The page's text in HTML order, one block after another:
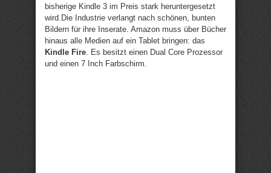
bisherige Kindle 3 im Preis stark heruntergesetzt
wird. Die Industrie verlangt nach schönen, bunten
Bildern für ihre Inserate. Amazon muss über Bücher
hinaus alle Medien auf ein Tablet bringen: das
Kindle Fire. Es besitzt einen Dual Core Prozessor
und einen 7 Inch Farbschirm.